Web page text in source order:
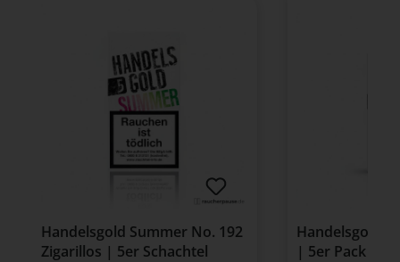
Handelsgold Summer No. 192
Zigarillos | 5er Schachtel
Handelsgold
| 5er Pack |